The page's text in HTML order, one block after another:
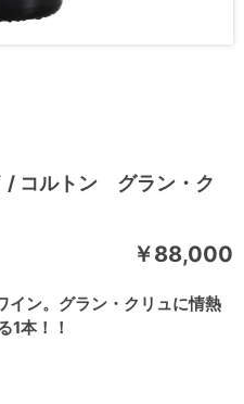
/ コルトン グラン・ク
イン。グラン・クリュに情熱
1本！！
￥88,000